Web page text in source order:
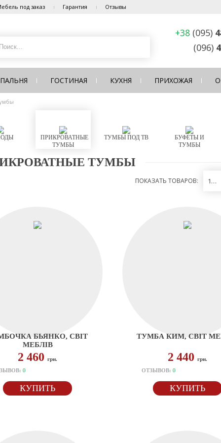
под заказ Гарантия Отзывы
+38 (095)
(096)
ГОСТИНАЯ КУХНЯ ПРИХОЖАЯ
ПРИКРОВАТНЫЕ
ТУМБЫ
ТУМБЫ ПОД ТВ
БУФЕТЫ И
ТУМБЫ
ТУМБЫ
ПОКАЗАТЬ ТОВАРОВ: 12
БЬЯНКО, СВІТ
МЕБЛІВ
2 460 грн.
0
КУПИТЬ
ТУМБА КИМ, СВІТ
2 440 грн.
ОТЗЫВОВ: 0
КУПИТЬ